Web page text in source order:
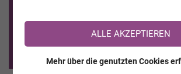
Sie sind noch nicht auf
>> zur kostenlosen
ALLE AKZEPTIEREN
Mehr über die genutzten Cookies